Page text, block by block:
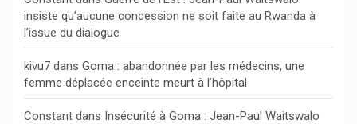
insiste qu’aucune concession ne soit faite au Rwanda à
l’issue du dialogue
kivu7 dans Goma : abandonnée par les médecins, une
femme déplacée enceinte meurt à l’hôpital
Constant dans Insécurité à Goma : Jean-Paul Waitswalo